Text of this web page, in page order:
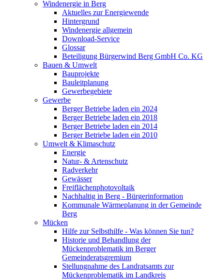
Windenergie in Berg
Aktuelles zur Energiewende
Hintergrund
Windenergie allgemein
Download-Service
Glossar
Beteiligung Bürgerwind Berg GmbH Co. KG
Bauen & Umwelt
Bauprojekte
Bauleitplanung
Gewerbegebiete
Gewerbe
Berger Betriebe laden ein 2024
Berger Betriebe laden ein 2018
Berger Betriebe laden ein 2014
Berger Betriebe laden ein 2010
Umwelt & Klimaschutz
Energie
Natur- & Artenschutz
Radverkehr
Gewässer
Freiflächenphotovoltaik
Nachhaltig in Berg - Bürgerinformation
Kommunale Wärmeplanung in der Gemeinde
Berg
Mücken
Hilfe zur Selbsthilfe - Was können Sie tun?
Historie und Behandlung der
Mückenproblematik im Berger
Gemeinderatsgremium
Stellungnahme des Landratsamts zur
Mückenproblematik im Landkreis